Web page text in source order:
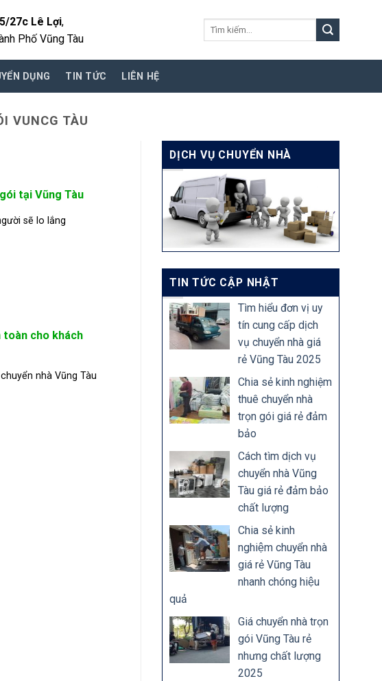
27c Lê Lợi,
Phố Vũng Tàu
Tìm
DỤNG TIN TỨC LIÊN HỆ
VUNCG TÀU
tại Vũng Tàu
sẽ lo lắng
toàn cho khách
nhà Vũng Tàu
DỊCH VỤ CHUYỂN NHÀ
TIN TỨC CẬP NHẬT
Tìm hiểu đơn vị uy
tín cung cấp dịch
vụ chuyển nhà giá
rẻ Vũng Tàu 2025
Chia sẻ kinh nghiệm
thuê chuyển nhà
trọn gói giá rẻ đảm
bảo
Cách tìm dịch vụ
chuyển nhà Vũng
Tàu giá rẻ đảm bảo
chất lượng
Chia sẻ kinh
nghiệm chuyển nhà
giá rẻ Vũng Tàu
nhanh chóng hiệu
quả
Giá chuyển nhà trọn
gói Vũng Tàu rẻ
nhưng chất lượng
2025